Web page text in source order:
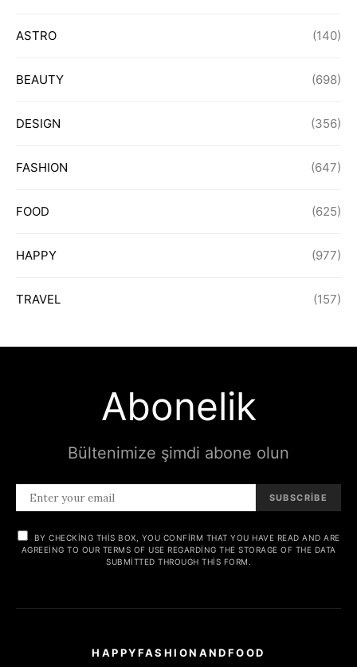
ASTRO (140)
BEAUTY (698)
DESIGN (356)
FASHION (647)
FOOD (625)
HAPPY (977)
TRAVEL (157)
Abonelik
Bültenimize şimdi abone olun
SUBSCRIBE
BY CHECKING THIS BOX, YOU CONFIRM THAT YOU HAVE READ AND ARE
AGREEING TO OUR TERMS OF USE REGARDING THE STORAGE OF THE DATA
SUBMITTED THROUGH THIS FORM.
HAPPYFASHIONANDFOOD